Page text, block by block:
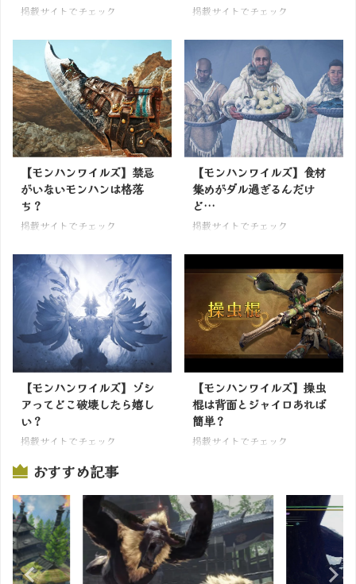
掲載サイトでチェック 掲載サイトでチェック
【モンハンワイルズ】禁忌
がいないモンハンは格落
ち？
掲載サイトでチェック
【モンハンワイルズ】食材
集めがダル過ぎるんだけ
ど…
掲載サイトでチェック
【モンハンワイルズ】ゾシ
アってどこ破壊したら嬉し
い？
掲載サイトでチェック
【モンハンワイルズ】操虫
棍は背面とジャイロあれば
簡単？
掲載サイトでチェック
おすすめ記事